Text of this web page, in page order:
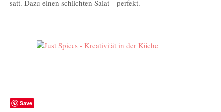
satt. Dazu einen schlichten Salat – perfekt.
Save